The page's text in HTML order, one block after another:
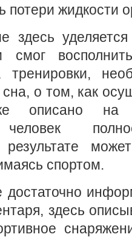
потери жидкости
здесь
смог
тренировки,
о том, как
описано на
спортом.
достаточно
здесь